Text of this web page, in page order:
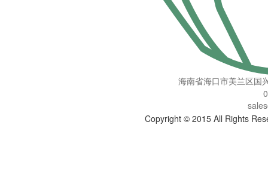
海南省海口市美兰区国
Copyright © 2015 All Rights